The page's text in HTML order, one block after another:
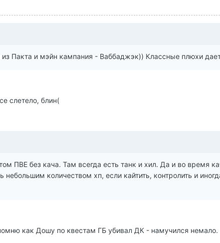
из Пакта и мэйн кампания - Ваббаджэк)) Классные плюхи
слетело, блин(
ПВЕ без кача. Там всегда есть танк и хил. Да и во время
небольшим количеством хп, если кайтить, контролить и
как Дошу по квестам ГБ убивал ДК - намучился немало.